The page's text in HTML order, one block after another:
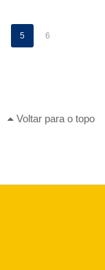
5 6
Voltar para o topo